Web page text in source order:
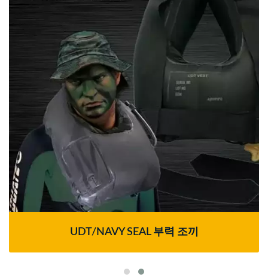
UDT/NAVY SEAL 부력 조끼